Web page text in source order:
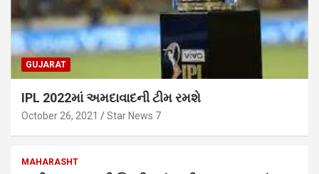
GUJARAT
IPL 2022માં અમદાવાદની ટીમ રમશે
October 26, 2021 Star News 7
MAHARASHT